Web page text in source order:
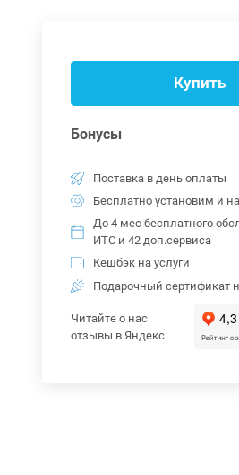
Купить
Бонусы
Поставка в день оплаты
Бесплатно установим и
До 4 мес бесплатного
ИТС и 42 доп.сервиса
Кешбэк на услуги
Подарочный сертификат
Читайте о нас
отзывы в Яндекс